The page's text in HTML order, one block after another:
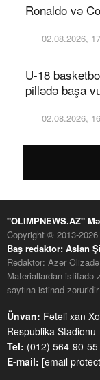
Ronaldo və
02.08.2026,
U-18
pillədə başa
02.08.2026,
"OLIMPNEWS.AZ"
Copyright © 2013-
Baş redaktor: Aslan
Redaktor: Azər Əlizadə
Materiallardan istifadə
saytına istinad zəruridir
Ünvan: Fətəli xan
Respublika Stadionu
Tel: (012) 564-90-55
E-mail: [email